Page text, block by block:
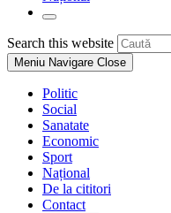
Toggle
website
search
Search this website
Meniu Navigare Close
Politic
Social
Sanatate
Economic
Sport
Național
De la cititori
Contact